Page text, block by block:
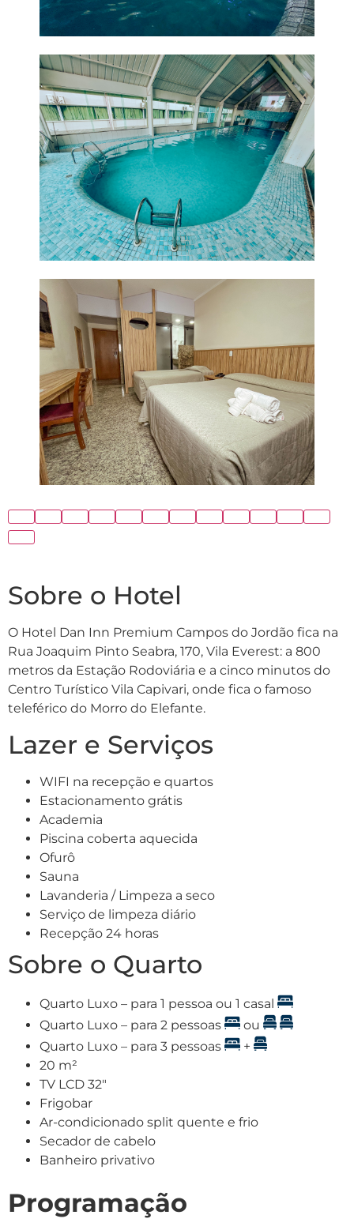
Sobre o Hotel
O Hotel Dan Inn Premium Campos do Jordão fica na
Rua Joaquim Pinto Seabra, 170, Vila Everest: a 800
metros da Estação Rodoviária e a cinco minutos do
Centro Turístico Vila Capivari, onde fica o famoso
teleférico do Morro do Elefante.
Lazer e Serviços
WIFI na recepção e quartos
Estacionamento grátis
Academia
Piscina coberta aquecida
Ofurô
Sauna
Lavanderia / Limpeza a seco
Serviço de limpeza diário
Recepção 24 horas
Sobre o Quarto
Quarto Luxo – para 1 pessoa ou 1 casal
Quarto Luxo – para 2 pessoas
ou
Quarto Luxo – para 3 pessoas
+
20 m²
TV LCD 32″
Frigobar
Ar-condicionado split quente e frio
Secador de cabelo
Banheiro privativo
Programação